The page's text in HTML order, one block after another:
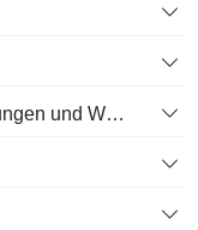
Geschäftssegmente - Abschreibungen und Wertminderungen